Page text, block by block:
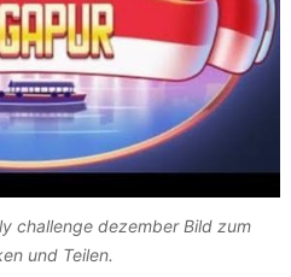
challenge dezember Bild zum
und Teilen.